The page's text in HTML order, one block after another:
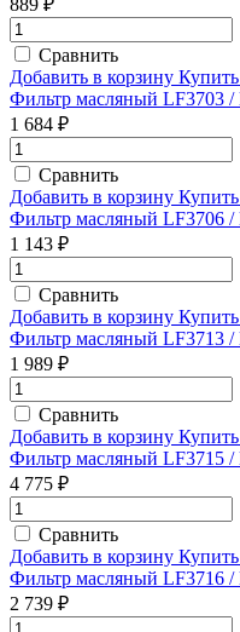
Сравнить
Добавить в корзину
Фильтр масляный LF3703 /
1 684 ₽
Сравнить
Добавить в корзину
Фильтр масляный LF3706 /
1 143 ₽
Сравнить
Добавить в корзину
Фильтр масляный LF3713 /
1 989 ₽
Сравнить
Добавить в корзину
Фильтр масляный LF3715 /
4 775 ₽
Сравнить
Добавить в корзину
Фильтр масляный LF3716 /
2 739 ₽